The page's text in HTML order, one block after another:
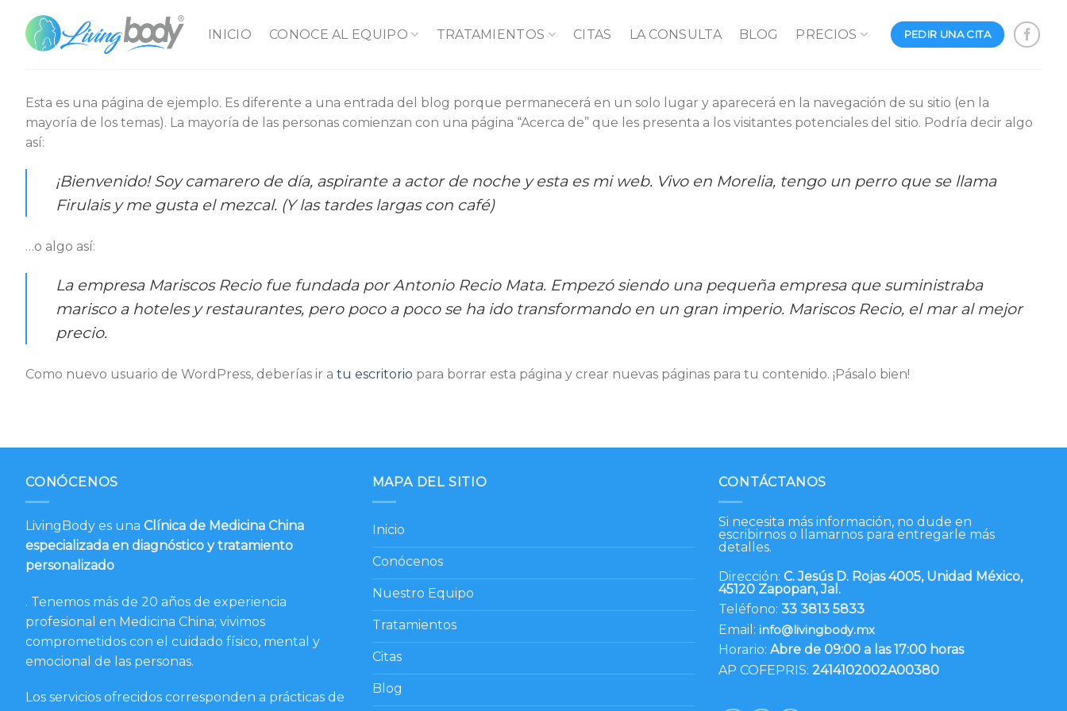
content
INICIO CONOCE AL EQUIPO TRATAMIENTOS CITAS LA CONSULTA BLOG PRECIOS PEDIR UNA CITA
Esta es una página de ejemplo. Es diferente a una entrada del blog porque permanecerá en un solo lugar y aparecerá en la navegación de su sitio (en la
mayoría de los temas). La mayoría de las personas comienzan con una página “Acerca de” que les presenta a los visitantes potenciales del sitio. Podría decir algo
así:
¡Bienvenido! Soy camarero de día, aspirante a actor de noche y esta es mi web. Vivo en Morelia, tengo un perro que se llama
Firulais y me gusta el mezcal. (Y las tardes largas con café)
…o algo así:
La empresa Mariscos Recio fue fundada por Antonio Recio Mata. Empezó siendo una pequeña empresa que suministraba
marisco a hoteles y restaurantes, pero poco a poco se ha ido transformando en un gran imperio. Mariscos Recio, el mar al mejor
precio.
Como nuevo usuario de WordPress, deberías ir a tu escritorio para borrar esta página y crear nuevas páginas para tu contenido. ¡Pásalo bien!
CONÓCENOS
LivingBody es una Clínica de Medicina China
especializada en diagnóstico y tratamiento
personalizado
. Tenemos más de 20 años de experiencia
profesional en Medicina China; vivimos
comprometidos con el cuidado físico, mental y
emocional de las personas.
Los servicios ofrecidos corresponden a prácticas de
MAPA DEL SITIO
Inicio
Conócenos
Nuestro Equipo
Tratamientos
Citas
Blog
CONTÁCTANOS
Si necesita más información, no dude en
escribirnos o llamarnos para entregarle más
detalles.
Dirección:C. Jesús D. Rojas 4005, Unidad México,
45120 Zapopan, Jal.
Teléfono:33 3813 5833
Email: info@livingbody.mx
Horario:Abre de 09:00 a las 17:00 horas
AP COFEPRIS:2414102002A00380